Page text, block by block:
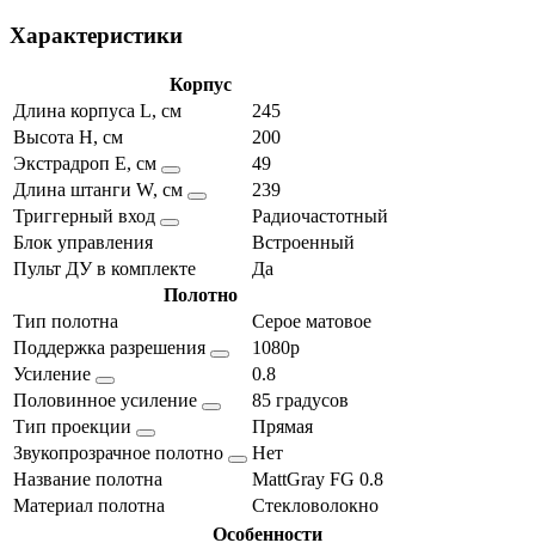
Характеристики
Корпус
Длина корпуса L, см
245
Высота H, см
200
Экстрадроп E, см
49
Длина штанги W, см
239
Триггерный вход
Радиочастотный
Блок управления
Встроенный
Пульт ДУ в комплекте
Да
Полотно
Тип полотна
Серое матовое
Поддержка разрешения
1080p
Усиление
0.8
Половинное усиление
85 градусов
Тип проекции
Прямая
Звукопрозрачное полотно
Нет
Название полотна
MattGray FG 0.8
Материал полотна
Стекловолокно
Особенности